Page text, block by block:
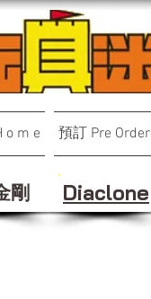
o m e 預訂 Pre Order
剛 Diaclone